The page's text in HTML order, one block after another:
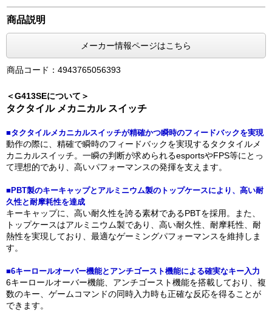
商品説明
メーカー情報ページはこちら
商品コード：4943765056393
＜G413SEについて＞
タクタイル メカニカル スイッチ
■タクタイルメカニカルスイッチが精確かつ瞬時のフィードバックを実現
動作の際に、精確で瞬時のフィードバックを実現するタクタイルメ
カニカルスイッチ。一瞬の判断が求められるesportsやFPS等にとっ
て理想的であり、高いパフォーマンスの発揮を支えます。
■PBT製のキーキャップとアルミニウム製のトップケースにより、高い耐
久性と耐摩耗性を達成
キーキャップに、高い耐久性を誇る素材であるPBTを採用。また、
トップケースはアルミニウム製であり、高い耐久性、耐摩耗性、耐
熱性を実現しており、最適なゲーミングパフォーマンスを維持しま
す。
■6キーロールオーバー機能とアンチゴースト機能による確実なキー入力
6キーロールオーバー機能、アンチゴースト機能を搭載しており、複
数のキー、ゲームコマンドの同時入力時も正確な反応を得ることが
できます。